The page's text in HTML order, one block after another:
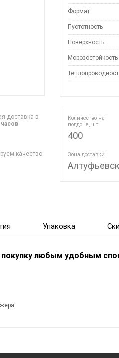
доставка в
часов
качество
Формат
Пустотность
Поверхность
Морозостойкость
Количество на
поддоне, шт.
400
Зона доставки
Упаковка
любым удобным